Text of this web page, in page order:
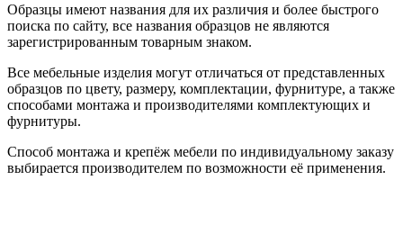
Образцы имеют названия для их различия и более быстрого
поиска по сайту, все названия образцов не являются
зарегистрированным товарным знаком.
Все мебельные изделия могут отличаться от представленных
образцов по цвету, размеру, комплектации, фурнитуре, а также
способами монтажа и производителями комплектующих и
фурнитуры.
Способ монтажа и крепёж мебели по индивидуальному заказу
выбирается производителем по возможности её применения.